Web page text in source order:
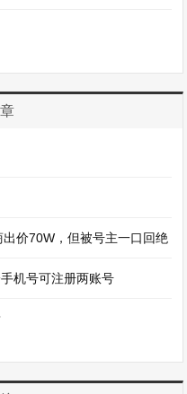
价70W，但被号主一口回绝
机号可注册两账号